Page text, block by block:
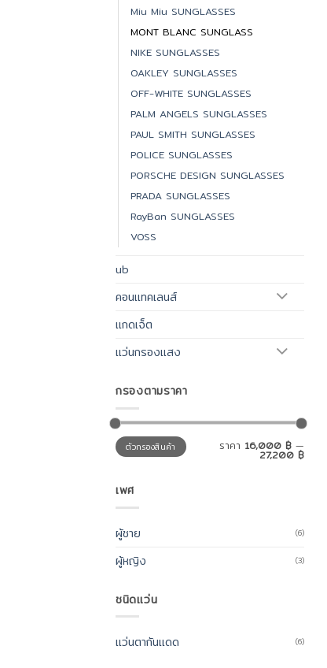
Miu Miu SUNGLASSES
MONT BLANC SUNGLASS
NIKE SUNGLASSES
OAKLEY SUNGLASSES
OFF-WHITE SUNGLASSES
PALM ANGELS SUNGLASSES
PAUL SMITH SUNGLASSES
POLICE SUNGLASSES
PORSCHE DESIGN SUNGLASSES
PRADA SUNGLASSES
RayBan SUNGLASSES
VOSS
ub
คอนแทคเลนส์
แกดเจ็ต
แว่นกรองแสง
กรองตามราคา
ราคา
ต่ำ
สุด
ราคา
สูงสุดตัวกรองสินค้า ราคา 16,000 ฿ —
27,200 ฿
เพศ
ผู้ชาย (6)
ผู้หญิง (3)
ชนิดแว่น
แว่นตากันแดด (6)